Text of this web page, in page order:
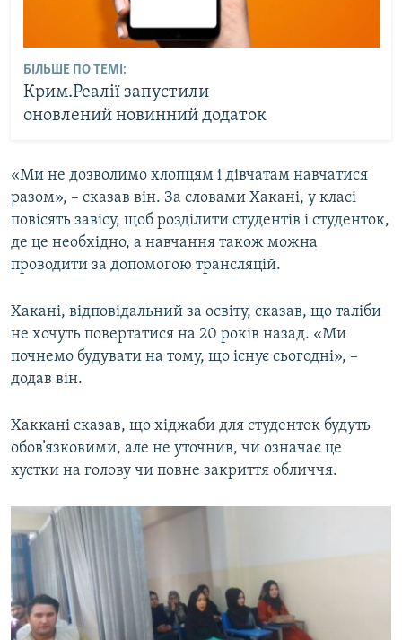
БІЛЬШЕ ПО ТЕМІ:
Крим.Реалії запустили
оновлений новинний додаток
«Ми не дозволимо хлопцям і дівчатам навчатися
разом», – сказав він. За словами Хакані, у класі
повісять завісу, щоб розділити студентів і студенток,
де це необхідно, а навчання також можна
проводити за допомогою трансляцій.
Хакані, відповідальний за освіту, сказав, що таліби
не хочуть повертатися на 20 років назад. «Ми
почнемо будувати на тому, що існує сьогодні», –
додав він.
Хаккані сказав, що хіджаби для студенток будуть
обов’язковими, але не уточнив, чи означає це
хустки на голову чи повне закриття обличчя.